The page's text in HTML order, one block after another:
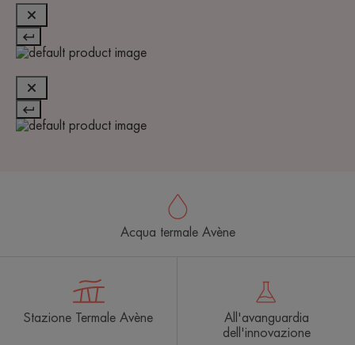
Acqua termale Avène
Stazione Termale Avène
All'avanguardia
dell'innovazione